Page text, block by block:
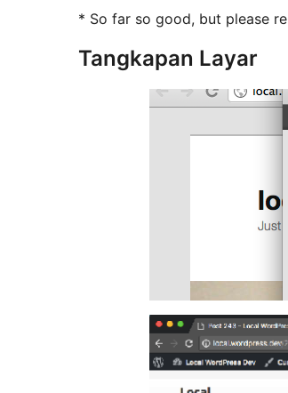
* So far so good, but please
Tangkapan Layar